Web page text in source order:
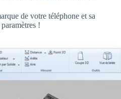
de votre téléphone et sa
!